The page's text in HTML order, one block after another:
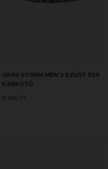
GRAV karkötőt a GRAV karkötő
GRAV STORM MEN 2 EZÜST 925
KARKÖTŐ
9 900 Ft